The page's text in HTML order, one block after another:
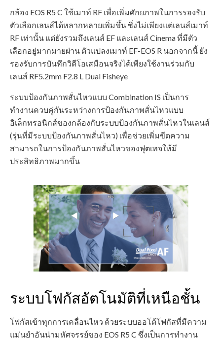
กล้อง EOS R5 C ใช้เมาท์ RF เพื่อเพิ่มศักยภาพในการรองรับ
ตัวเลือกเลนส์ได้หลากหลายเพิ่มขึ้น ซึ่งไม่เพียงแต่เลนส์เมาท์
RF เท่านั้น แต่ยังรวมถึงเลนส์ EF และเลนส์ Cinema ที่มีตัว
เลือกอยู่มากมายผ่าน ตัวแปลงเมาท์ EF-EOS R นอกจากนี้ ยัง
รองรับการบันทึกวิดีโอเสมือนจริงได้เพียงใช้งานร่วมกับ
เลนส์ RF5.2mm F2.8 L Dual Fisheye
ระบบป้องกันภาพสั่นไหวแบบ Combination IS เป็นการ
ทำงานควบคู่กันระหว่างการป้องกันภาพสั่นไหวแบบ
อิเล็กทรอนิกส์ของกล้องกับระบบป้องกันภาพสั่นไหวในเลนส์
(รุ่นที่มีระบบป้องกันภาพสั่นไหว) เพื่อช่วยเพิ่มขีดความ
สามารถในการป้องกันภาพสั่นไหวของฟุตเทจให้มี
ประสิทธิภาพมากขึ้น
ระบบโฟกัสอัตโนมัติที่เหนือชั้น
โฟกัสเข้าทุกการเคลื่อนไหว ด้วยระบบออโต้โฟกัสที่มีความ
แม่นยำอันน่ามหัศจรรย์ของ EOS R5 C ซึ่งเป็นการทำงาน